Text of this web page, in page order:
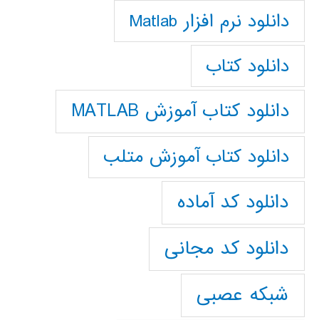
دانلود نرم افزار Matlab
دانلود کتاب
دانلود کتاب آموزش MATLAB
دانلود کتاب آموزش متلب
دانلود کد آماده
دانلود کد مجانی
شبکه عصبی